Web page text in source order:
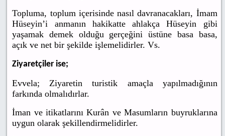
Topluma, toplum içerisinde nasıl davranacakları, İmam
Hüseyin’i anmanın hakikatte ahlakça Hüseyin gibi
yaşamak demek olduğu gerçeğini üstüne basa basa,
açık ve net bir şekilde işlemelidirler. Vs.
Ziyaretçiler ise;
Evvela; Ziyaretin turistik amaçla yapılmadığının
farkında olmalıdırlar.
İman ve itikatlarını Kurân ve Masumların buyruklarına
uygun olarak şekillendirmelidirler.